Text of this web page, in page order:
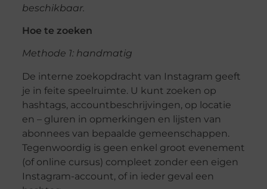
beschikbaar.
Hoe te zoeken
Methode 1: handmatig
De interne zoekopdracht van Instagram geeft
je in feite speelruimte. U kunt zoeken op
hashtags, accountbeschrijvingen, op locatie
en – gluren in opmerkingen en lijsten van
abonnees van bepaalde gemeenschappen.
Tegenwoordig is geen enkel groot evenement
(of online cursus) compleet zonder een eigen
Instagram-account, of in ieder geval een